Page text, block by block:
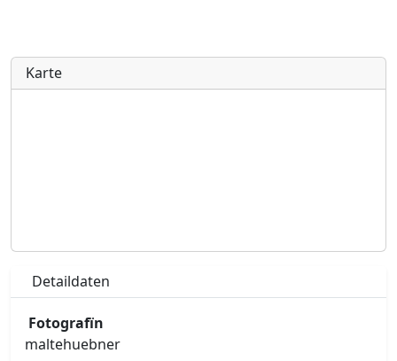
Karte
Detaildaten
Fotografïn
maltehuebner